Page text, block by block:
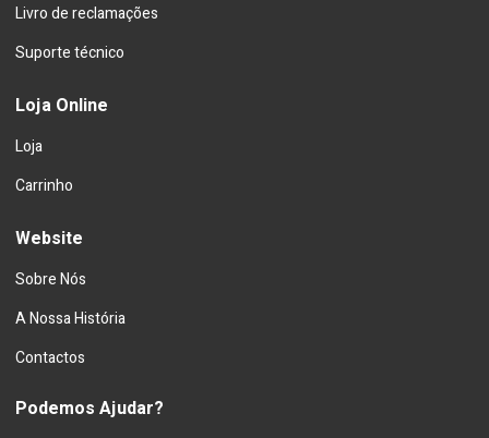
Livro de reclamações
Suporte técnico
Loja Online
Loja
Carrinho
Website
Sobre Nós
A Nossa História
Contactos
Podemos Ajudar?